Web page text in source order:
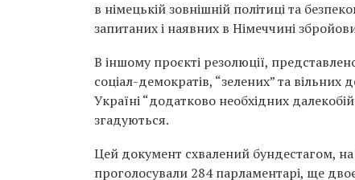
в німецькій зовнішній політиці та
запитаних і наявних в Німеччині
В іншому проєкті резолюції,
соціал-демократів, “зелених” та
Україні “додатково необхідних
згадуються.
Цей документ схвалений бундестагом,
проголосували 284 парламентарі, ще